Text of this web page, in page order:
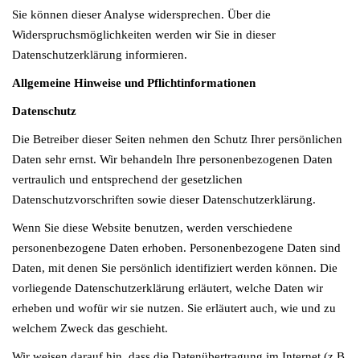
Sie können dieser Analyse widersprechen. Über die
Widerspruchsmöglichkeiten werden wir Sie in dieser
Datenschutzerklärung informieren.
Allgemeine Hinweise und Pflichtinformationen
Datenschutz
Die Betreiber dieser Seiten nehmen den Schutz Ihrer persönlichen
Daten sehr ernst. Wir behandeln Ihre personenbezogenen Daten
vertraulich und entsprechend der gesetzlichen
Datenschutzvorschriften sowie dieser Datenschutzerklärung.
Wenn Sie diese Website benutzen, werden verschiedene
personenbezogene Daten erhoben. Personenbezogene Daten sind
Daten, mit denen Sie persönlich identifiziert werden können. Die
vorliegende Datenschutzerklärung erläutert, welche Daten wir
erheben und wofür wir sie nutzen. Sie erläutert auch, wie und zu
welchem Zweck das geschieht.